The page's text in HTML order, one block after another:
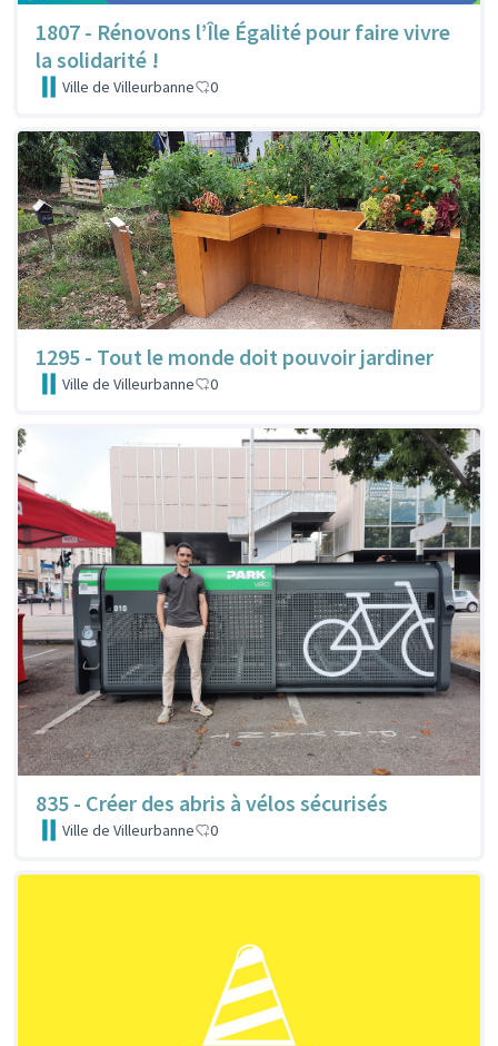
1807 - Rénovons l’Île Égalité pour faire vivre
la solidarité !
Ville de Villeurbanne 0
1295 - Tout le monde doit pouvoir jardiner
Ville de Villeurbanne 0
835 - Créer des abris à vélos sécurisés
Ville de Villeurbanne 0